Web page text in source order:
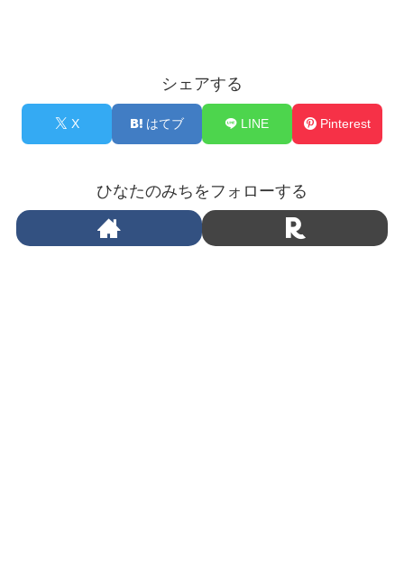
シェアする
X はてブ LINE Pinterest
ひなたのみちをフォローする